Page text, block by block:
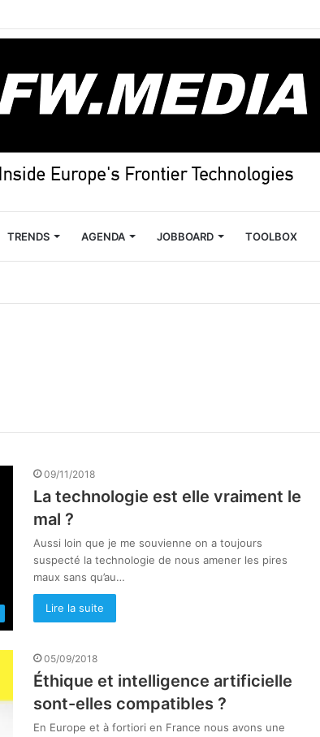
TRENDS AGENDA JOBBOARD TOOLBOX
09/11/2018
La technologie est elle vraiment le
mal ?
Aussi loin que je me souvienne on a toujours
suspecté la technologie de nous amener les pires
maux sans qu’au…
Lire la suite
05/09/2018
Éthique et intelligence artificielle
sont-elles compatibles ?
En Europe et à fortiori en France nous avons une